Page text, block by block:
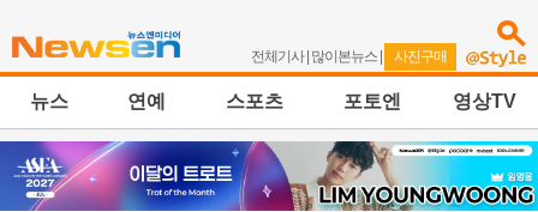
전체기사| 많이본뉴스 | 사진구매
뉴스 연예 스포츠 포토엔 영상TV